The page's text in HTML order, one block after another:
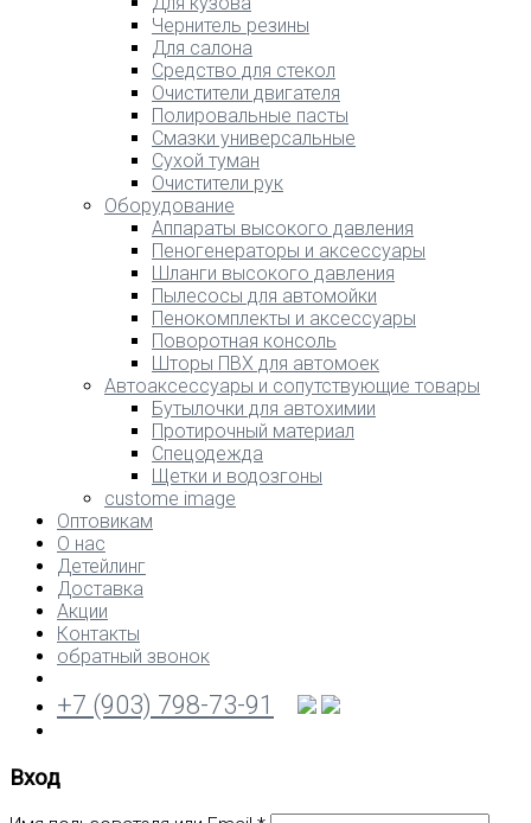
Чернитель резины
Для салона
Средство для стекол
Очистители двигателя
Полировальные пасты
Смазки универсальные
Сухой туман
Очистители рук
Оборудование
Аппараты высокого давления
Пеногенераторы и аксессуары
Шланги высокого давления
Пылесосы для автомойки
Пенокомплекты и аксессуары
Поворотная консоль
Шторы ПВХ для автомоек
Автоаксессуары и сопутствующие товары
Бутылочки для автохимии
Протирочный материал
Спецодежда
Щетки и водозгоны
custome image
Оптовикам
О нас
Детейлинг
Доставка
Акции
Контакты
обратный звонок
+7 (903) 798-73-91
Вход